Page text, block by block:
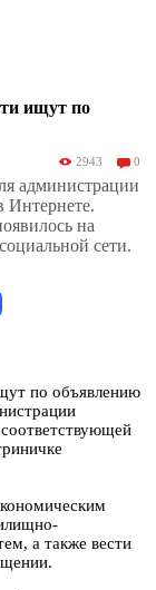
ищут по
2943 0
администрации
Интернете.
на
сети.
по объявлению
а также вести